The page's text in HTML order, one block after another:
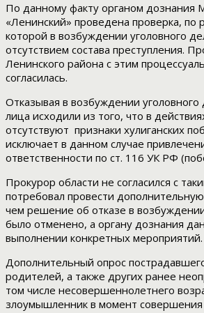
По данному факту органом
«Ленинский» проведена проверка, по
которой в возбуждении уголовного
отсутствием состава преступления.
Ленинского района с этим
согласилась.
Отказывая в возбуждении
лица исходили из того, что в
отсутствуют признаки хулиганских
исключает в данном случае
ответственности по ст. 116 УК РФ
Прокурор области не согласился с
потребовал провести
чем решение об отказе в
было отменено, а органу дознания
выполнении конкретных мероприятий.
Дополнительный опрос
родителей, а также других ранее
том числе несовершеннолетнего
злоумышленник в момент